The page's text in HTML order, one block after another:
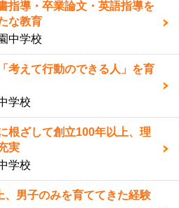
指導・卒業論文・英語指導を
な教育
中学校
考えて行動のできる人」を育
学校
根ざして創立100年以上、理
実
学校
、男子のみを育ててきた経験